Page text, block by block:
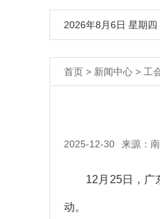
2026年8月6日 星期四
首页 > 新闻中心 > 工
2025-12-30 来源：
12月25日，广东
动。